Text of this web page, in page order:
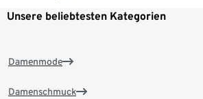
Unsere beliebtesten Kategorien
Damenmode
Damenschmuck